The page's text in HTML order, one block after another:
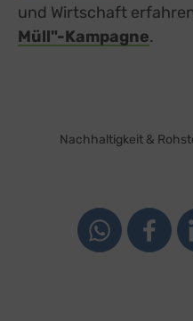
und Wirtschaft
Müll"-Kampagne.
Nachhaltigkeit &